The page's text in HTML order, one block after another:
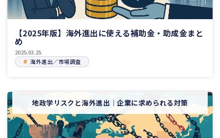
【2025年版】海外進出に使える補助金・助成金まと
め
2025.03.25
海外進出／市場調査
地政学リスクと海外進出｜企業に求められる対策